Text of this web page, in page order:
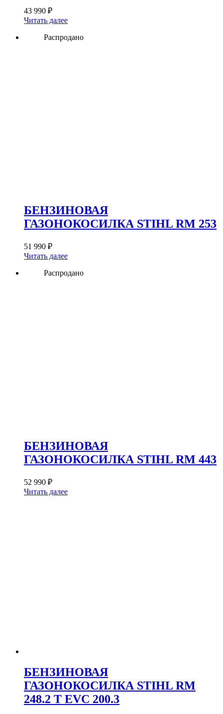
43 990 ₽
Читать далее
Распродано
БЕНЗИНОВАЯ
ГАЗОНОКОСИЛКА STIHL RM 253
51 990 ₽
Читать далее
Распродано
БЕНЗИНОВАЯ
ГАЗОНОКОСИЛКА STIHL RM 443
52 990 ₽
Читать далее
БЕНЗИНОВАЯ
ГАЗОНОКОСИЛКА STIHL RM
248.2 T EVC 200.3